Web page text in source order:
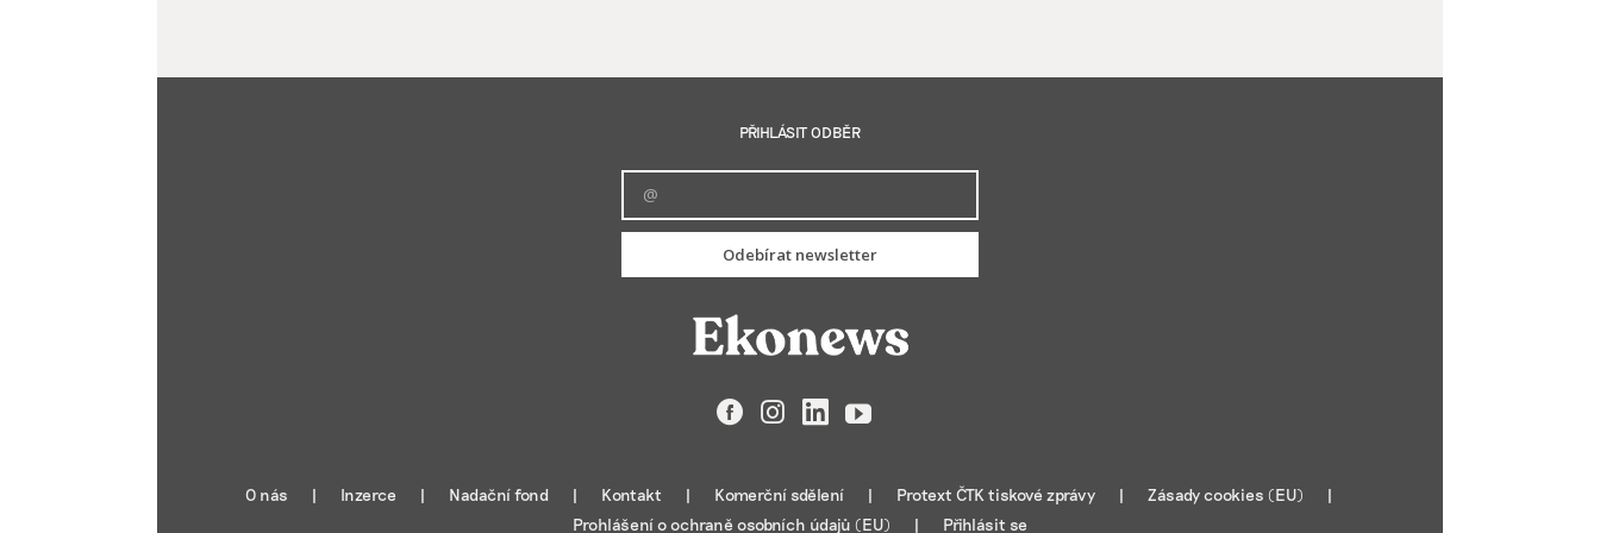
PŘIHLÁSIT ODBĚR
Odebírat newsletter
FacebookInstagramLinkedIn
YouTube
O nás Inzerce Nadační fond Kontakt Komerční sdělení Protext ČTK tiskové zprávy
Zásady cookies (EU)
Prohlášení o ochraně osobních údajů (EU)
Přihlásit se